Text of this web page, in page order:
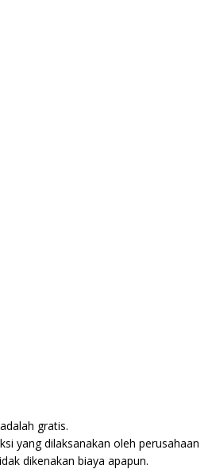
gratis.
yang dilaksanakan oleh perusahaan
dikenakan biaya apapun.